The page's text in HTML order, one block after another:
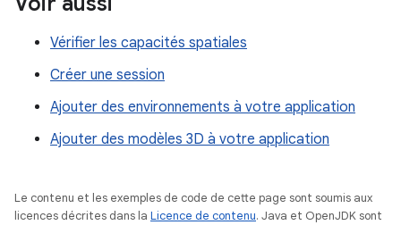
Vérifier les capacités spatiales
Créer une session
Ajouter des environnements à votre application
Ajouter des modèles 3D à votre application
Le contenu et les exemples de code de cette page sont soumis aux
licences décrites dans la Licence de contenu. Java et OpenJDK sont